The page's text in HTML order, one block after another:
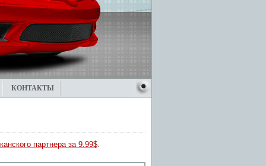
КОНТАКТЫ
партнера за 9.99$.